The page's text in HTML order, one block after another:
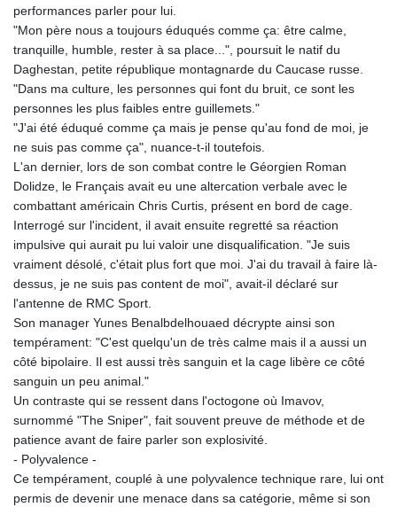
performances parler pour lui.
"Mon père nous a toujours éduqués comme ça: être calme,
tranquille, humble, rester à sa place...", poursuit le natif du
Daghestan, petite république montagnarde du Caucase russe.
"Dans ma culture, les personnes qui font du bruit, ce sont les
personnes les plus faibles entre guillemets."
"J'ai été éduqué comme ça mais je pense qu'au fond de moi, je
ne suis pas comme ça", nuance-t-il toutefois.
L'an dernier, lors de son combat contre le Géorgien Roman
Dolidze, le Français avait eu une altercation verbale avec le
combattant américain Chris Curtis, présent en bord de cage.
Interrogé sur l'incident, il avait ensuite regretté sa réaction
impulsive qui aurait pu lui valoir une disqualification. "Je suis
vraiment désolé, c'était plus fort que moi. J'ai du travail à faire là-
dessus, je ne suis pas content de moi", avait-il déclaré sur
l'antenne de RMC Sport.
Son manager Yunes Benalbdelhouaed décrypte ainsi son
tempérament: "C'est quelqu'un de très calme mais il a aussi un
côté bipolaire. Il est aussi très sanguin et la cage libère ce côté
sanguin un peu animal."
Un contraste qui se ressent dans l'octogone où Imavov,
surnommé "The Sniper", fait souvent preuve de méthode et de
patience avant de faire parler son explosivité.
- Polyvalence -
Ce tempérament, couplé à une polyvalence technique rare, lui ont
permis de devenir une menace dans sa catégorie, même si son